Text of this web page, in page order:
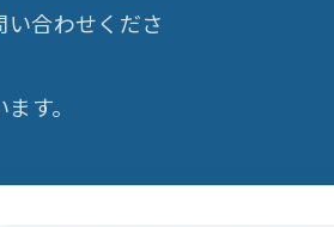
合わせくださ
す。